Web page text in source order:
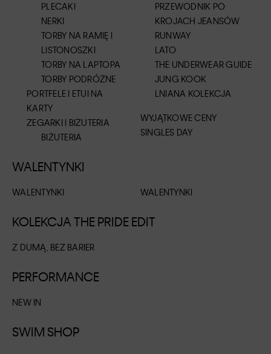
PLECAKI
NERKI
TORBY NA RAMIĘ I
LISTONOSZKI
TORBY NA LAPTOPA
TORBY PODRÓŻNE
PORTFELE I ETUI NA
KARTY
ZEGARKI I BIŻUTERIA
BIŻUTERIA
PRZEWODNIK PO
KROJACH JEANSÓW
RUNWAY
LATO
THE UNDERWEAR GUIDE
JUNG KOOK
LNIANA KOLEKCJA
WYJĄTKOWE CENY
SINGLES DAY
WALENTYNKI
WALENTYNKI WALENTYNKI
KOLEKCJA THE PRIDE EDIT
Z DUMĄ, BEZ BARIER
PERFORMANCE
NEW IN
SWIM SHOP